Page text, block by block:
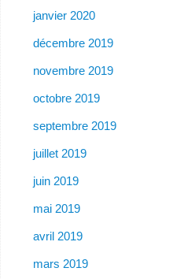
janvier 2020
décembre 2019
novembre 2019
octobre 2019
septembre 2019
juillet 2019
juin 2019
mai 2019
avril 2019
mars 2019